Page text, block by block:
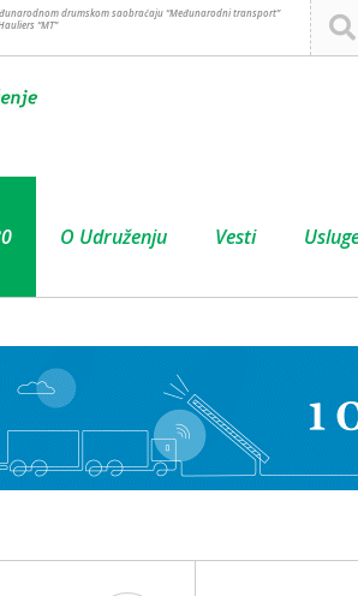
drumskom saobraćaju “Međunarodni transport”
“MT”
O Udruženju Vesti